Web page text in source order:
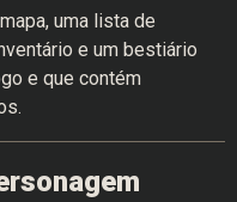
uma lista de
e um bestiário
e que contém